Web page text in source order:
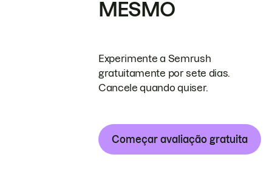
MESMO
Experimente a Semrush
gratuitamente por sete dias.
Cancele quando quiser.
Começar avaliação gratuita